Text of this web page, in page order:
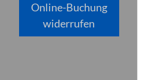
Online-Buchung
widerrufen